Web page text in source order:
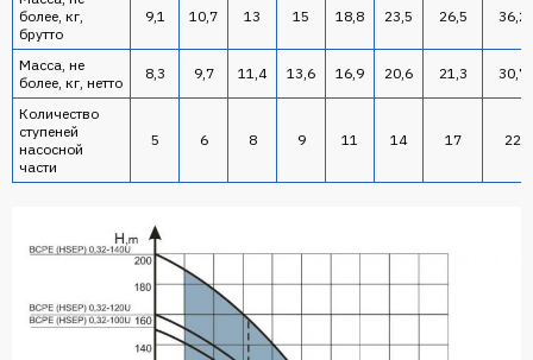
более, кг,
брутто
9,1 10,7 13 15 18,8 23,5 26,5 36,2
Масса, не
более, кг, нетто
8,3 9,7 11,4 13,6 16,9 20,6 21,3 30,7
Количество
ступеней
насосной
части
5 6 8 9 11 14 17 22